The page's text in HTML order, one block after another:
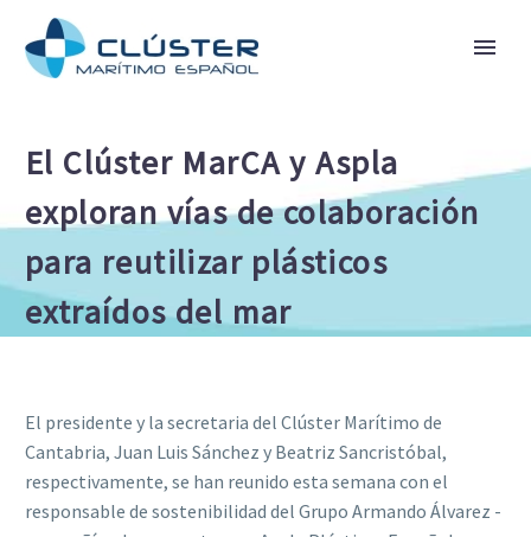
El Clúster MarCA y Aspla
exploran vías de colaboración
para reutilizar plásticos
extraídos del mar
El presidente y la secretaria del Clúster Marítimo de
Cantabria, Juan Luis Sánchez y Beatriz Sancristóbal,
respectivamente, se han reunido esta semana con el
responsable de sostenibilidad del Grupo Armando Álvarez -